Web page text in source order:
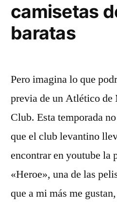
camisetas
baratas
Pero imagina lo que
previa de un Atlético
Club. Esta temporada
que el club levantino
encontrar en youtube
«Heroe», una de las
que a mi más me